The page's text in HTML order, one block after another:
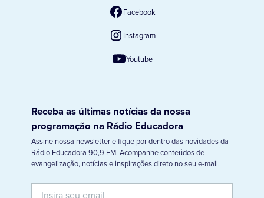
Facebook
Instagram
Youtube
Receba as últimas notícias da nossa
programação na Rádio Educadora
Assine nossa newsletter e fique por dentro das novidades da
Rádio Educadora 90,9 FM. Acompanhe conteúdos de
evangelização, notícias e inspirações direto no seu e-mail.